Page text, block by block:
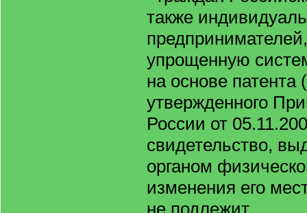
также
упрощенную
на основе
утвержденного
России от
свидетельство,
органом
изменения его
не подлежит.